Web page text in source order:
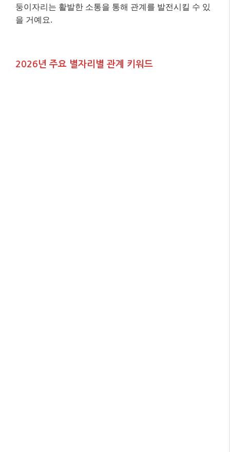
둥이자리는 활발한 소통을 통해 관계를 발전시킬 수 있
을 거예요.
2026년 주요 별자리별 관계 키워드